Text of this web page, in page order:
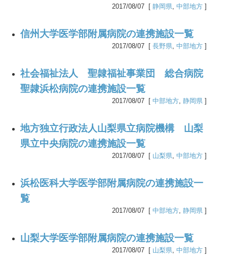
2017/08/07 [ 静岡県 中部地方 ]
信州大学医学部附属病院の連携施設一覧
2017/08/07 [ 長野県 中部地方 ]
社会福祉法人 聖隷福祉事業団 総合病院
聖隷浜松病院の連携施設一覧
2017/08/07 [ 中部地方 静岡県 ]
地方独立行政法人山梨県立病院機構 山梨
県立中央病院の連携施設一覧
2017/08/07 [ 山梨県 中部地方 ]
浜松医科大学医学部附属病院の連携施設一
覧
2017/08/07 [ 中部地方 静岡県 ]
山梨大学医学部附属病院の連携施設一覧
2017/08/07 [ 山梨県 中部地方 ]